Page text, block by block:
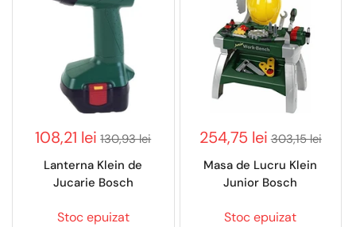
108,21 lei 130,93 lei
Lanterna Klein de
Jucarie Bosch
Stoc epuizat
254,75 lei 303,15 lei
Masa de Lucru Klein
Junior Bosch
Stoc epuizat